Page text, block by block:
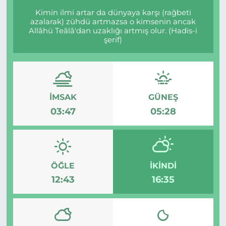
Kimin ilmi artar da dünyaya karşı (rağbeti
azalarak) zühdü artmazsa o kimsenin ancak
Allâhü Teâlâ'dan uzaklığı artmış olur. (Hadis-i
şerif)
İMSAK
03:47
GÜNEŞ
05:28
ÖĞLE
12:43
İKINDI
16:35